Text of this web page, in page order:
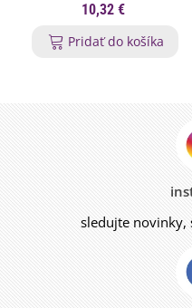
10,32 €
Pridať do košíka
sledujte novinky,